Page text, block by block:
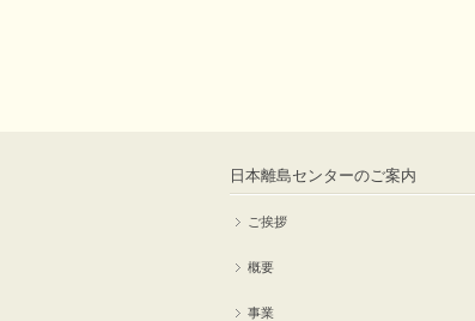
日本離島センターのご案内
ご挨拶
概要
事業